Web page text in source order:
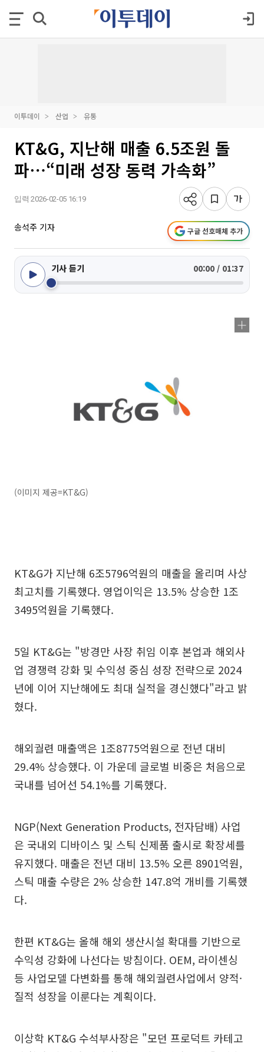
이투데이 산업 유통
KT&G, 지난해 매출 6.5조원 돌
파⋯“미래 성장 동력 가속화”
입력 2026-02-05 16:19
송석주 기자 구글 선호매체 추가
기사 듣기 00:00 / 01:37
(이미지 제공=KT&G)
KT&G가 지난해 6조5796억원의 매출을 올리며 사상
최고치를 기록했다. 영업이익은 13.5% 상승한 1조
3495억원을 기록했다.
5일 KT&G는 "방경만 사장 취임 이후 본업과 해외사
업 경쟁력 강화 및 수익성 중심 성장 전략으로 2024
년에 이어 지난해에도 최대 실적을 경신했다"라고 밝
혔다.
해외궐련 매출액은 1조8775억원으로 전년 대비
29.4% 상승했다. 이 가운데 글로벌 비중은 처음으로
국내를 넘어선 54.1%를 기록했다.
NGP(Next Generation Products, 전자담배) 사업
은 국내외 디바이스 및 스틱 신제품 출시로 확장세를
유지했다. 매출은 전년 대비 13.5% 오른 8901억원,
스틱 매출 수량은 2% 상승한 147.8억 개비를 기록했
다.
한편 KT&G는 올해 해외 생산시설 확대를 기반으로
수익성 강화에 나선다는 방침이다. OEM, 라이센싱
등 사업모델 다변화를 통해 해외궐련사업에서 양적·
질적 성장을 이룬다는 계획이다.
이상학 KT&G 수석부사장은 "모던 프로덕트 카테고